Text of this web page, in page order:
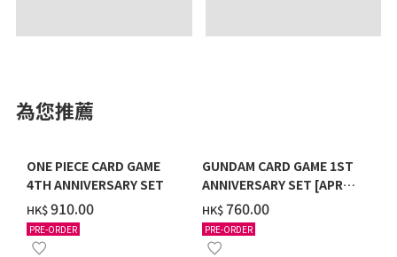
為您推薦
ONE PIECE CARD GAME
4TH ANNIVERSARY SET
HK$‌910.00
PRE-ORDER
GUNDAM CARD GAME 1ST
ANNIVERSARY SET [APR
2027 DELIVERY]
HK$‌760.00
PRE-ORDER